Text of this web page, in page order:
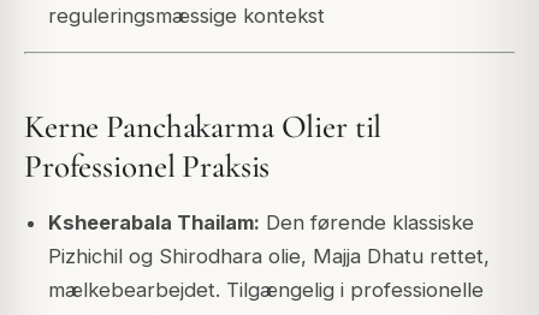
reguleringsmæssige kontekst
Kerne Panchakarma Olier til
Professionel Praksis
Ksheerabala Thailam: Den førende klassiske
Pizhichil og Shirodhara olie, Majja Dhatu rettet,
mælkebearbejdet. Tilgængelig i professionelle